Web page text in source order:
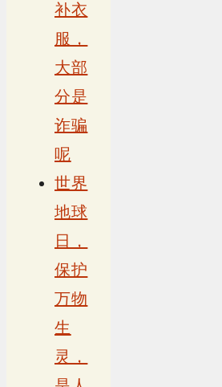
补衣
服，
大部
分是
诈骗
呢
世界
地球
日，
保护
万物
生
灵，